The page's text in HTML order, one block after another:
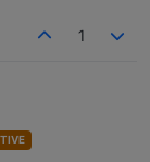
1
JS